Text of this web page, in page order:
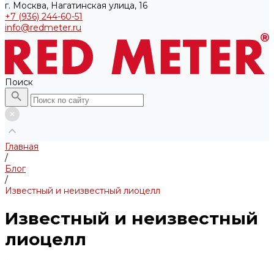
г. Москва, Нагатинская улица, 16
+7 (936) 244-60-51
info@redmeter.ru
Поиск
Главная
/
Блог
/
Известный и неизвестный лиоцелл
Известный и неизвестный
лиоцелл